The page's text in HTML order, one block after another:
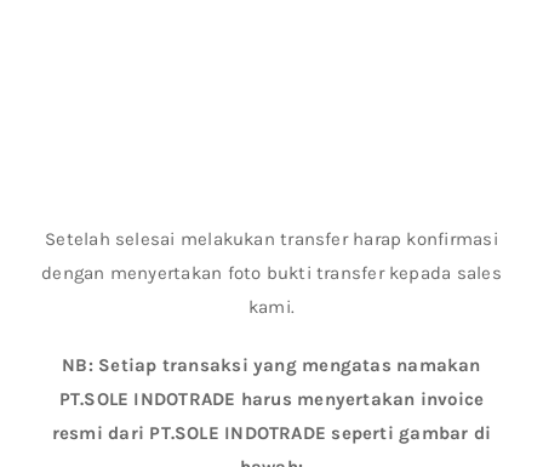
Setelah selesai melakukan transfer harap konfirmasi
dengan menyertakan foto bukti transfer kepada sales
kami.
NB: Setiap transaksi yang mengatas namakan
PT.SOLE INDOTRADE harus menyertakan invoice
resmi dari PT.SOLE INDOTRADE seperti gambar di